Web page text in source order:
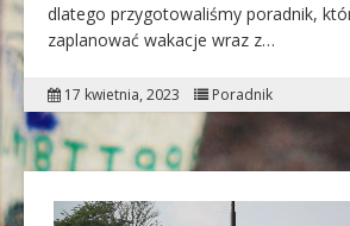
dlatego przygotowaliśmy poradnik,
zaplanować wakacje wraz z…
17 kwietnia, 2023 Poradnik